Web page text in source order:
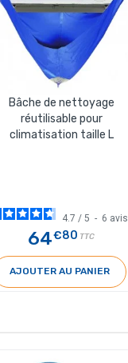
Bâche de nettoyage
réutilisable pour
climatisation taille L
4.7 / 5 - 6 avis
64€80 TTC
AJOUTER AU PANIER